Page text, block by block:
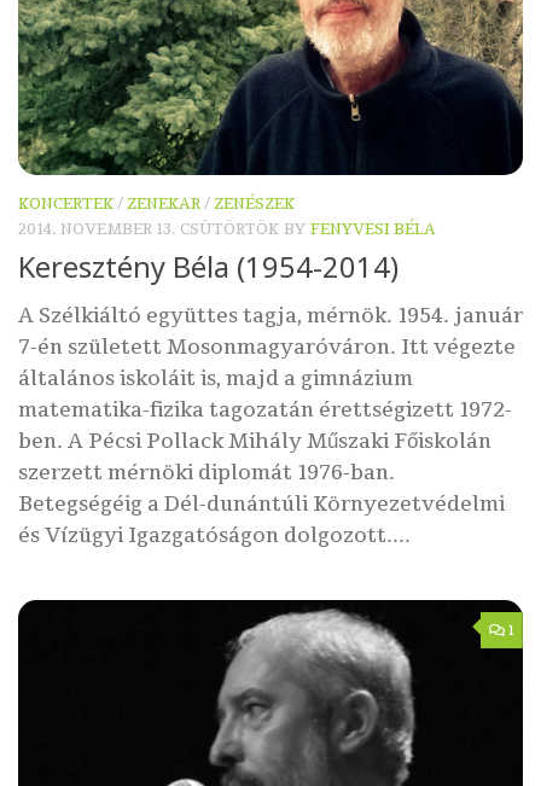
KONCERTEK/ ZENEKAR/ ZENÉSZEK
2014. NOVEMBER 13. CSÜTÖRTÖK BY FENYVESI BÉLA
Keresztény Béla (1954-2014)
A Szélkiáltó együttes tagja, mérnök. 1954. január
7-én született Mosonmagyaróváron. Itt vé­gez­te
ál­ta­lá­nos iskoláit is, majd a gimnázium
matematika-fizika tagozatán é­rettségizett 1972-
ben. A Pécsi Pollack Mihály Műszaki Főiskolán
szerzett mérnöki dip­lo­mát 1976-ban.
Betegségéig a Dél-dunántúli Környezetvédelmi
és Vízügyi Igazgatóságon dolgozott....
1